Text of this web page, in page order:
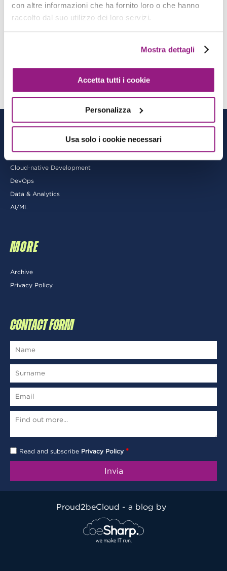
con altre informazioni che ha fornito loro o che hanno
raccolto dal suo utilizzo dei loro servizi.
Mostra dettagli
Accetta tutti i cookie
Personalizza
Usa solo i cookie necessari
Introduction Welcome back to Proud2beCloud,
the blog by beSharp! Today we’ll be exploring
some capabilities offered by the Cloud with […]
CATEGORIES
Architecting
Cloud-native Development
DevOps
Data & Analytics
AI/ML
MORE
Archive
Privacy Policy
CONTACT FORM
Read and subscribe Privacy Policy *
Proud2beCloud - a blog by